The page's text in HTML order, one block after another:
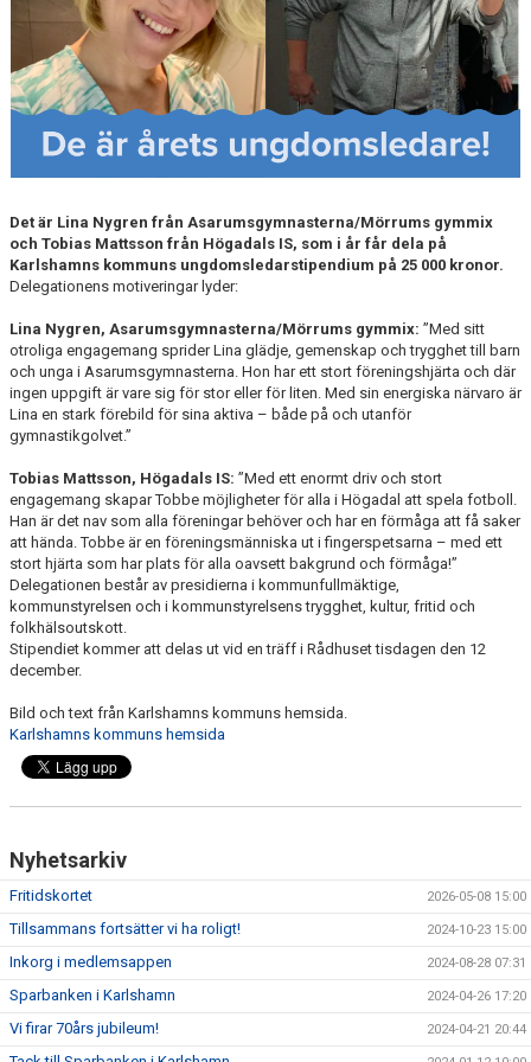
Det är Lina Nygren från Asarumsgymnasterna/Mörrums gymmix
och Tobias Mattsson från Högadals IS, som i år får dela på
Karlshamns kommuns ungdomsledarstipendium på 25 000 kronor.
Delegationens motiveringar lyder:
Lina Nygren, Asarumsgymnasterna/Mörrums gymmix: ”Med sitt
otroliga engagemang sprider Lina glädje, gemenskap och trygghet till barn
och unga i Asarumsgymnasterna. Hon har ett stort föreningshjärta och där
ingen uppgift är vare sig för stor eller för liten. Med sin energiska närvaro är
Lina en stark förebild för sina aktiva – både på och utanför
gymnastikgolvet.”
Tobias Mattsson, Högadals IS: ”Med ett enormt driv och stort
engagemang skapar Tobbe möjligheter för alla i Högadal att spela fotboll.
Han är det nav som alla föreningar behöver och har en förmåga att få saker
att hända. Tobbe är en föreningsmänniska ut i fingerspetsarna – med ett
stort hjärta som har plats för alla oavsett bakgrund och förmåga!”
Delegationen består av presidierna i kommunfullmäktige,
kommunstyrelsen och i kommunstyrelsens trygghet, kultur, fritid och
folkhälsoutskott.
Stipendiet kommer att delas ut vid en träff i Rådhuset tisdagen den 12
december.
Bild och text från Karlshamns kommuns hemsida.
Karlshamns kommuns hemsida
Nyhetsarkiv
Fritidskortet 2026-05-08 15:00
Tillsammans fortsätter vi ha roligt! 2024-10-23 15:00
Inkorg i medlemsappen 2024-08-28 07:31
Sparbanken i Karlshamn 2024-04-26 17:20
Vi firar 70års jubileum! 2024-04-21 20:44